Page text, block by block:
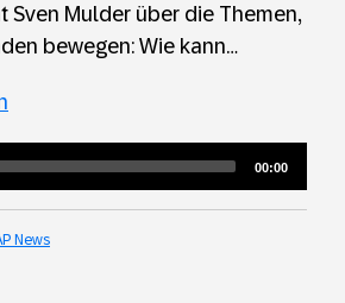
Sven Mulder über die Themen,
bewegen: Wie kann…
Total
00:00
News